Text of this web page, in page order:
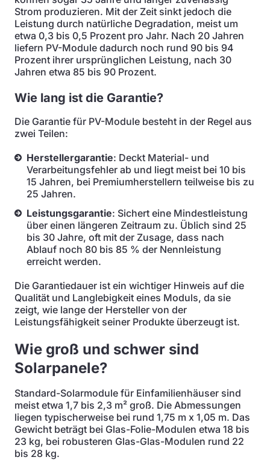
Strom produzieren. Mit der Zeit sinkt jedoch die
Leistung durch natürliche Degradation, meist um
etwa 0,3 bis 0,5 Prozent pro Jahr. Nach 20 Jahren
liefern PV-Module dadurch noch rund 90 bis 94
Prozent ihrer ursprünglichen Leistung, nach 30
Jahren etwa 85 bis 90 Prozent.
Wie lang ist die Garantie?
Die Garantie für PV-Module besteht in der Regel aus
zwei Teilen:
Herstellergarantie: Deckt Material- und
Verarbeitungsfehler ab und liegt meist bei 10 bis
15 Jahren, bei Premiumherstellern teilweise bis zu
25 Jahren.
Leistungsgarantie: Sichert eine Mindestleistung
über einen längeren Zeitraum zu. Üblich sind 25
bis 30 Jahre, oft mit der Zusage, dass nach
Ablauf noch 80 bis 85 % der Nennleistung
erreicht werden.
Die Garantiedauer ist ein wichtiger Hinweis auf die
Qualität und Langlebigkeit eines Moduls, da sie
zeigt, wie lange der Hersteller von der
Leistungsfähigkeit seiner Produkte überzeugt ist.
Wie groß und schwer sind
Solarpanele?
Standard-Solarmodule für Einfamilienhäuser sind
meist etwa 1,7 bis 2,3 m² groß. Die Abmessungen
liegen typischerweise bei rund 1,75 m x 1,05 m. Das
Gewicht beträgt bei Glas-Folie-Modulen etwa 18 bis
23 kg, bei robusteren Glas-Glas-Modulen rund 22
bis 28 kg.